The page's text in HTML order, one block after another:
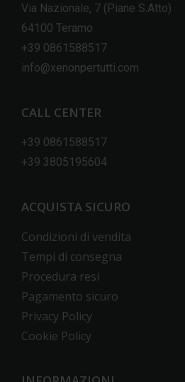
Via Nazionale, 7 (Piane S.Atto)
64100 Teramo
+39 0861588517
info@xenonpertutti.com
CALL CENTER
+39 0861588517
+39 3805195604
ACQUISTA SICURO
Condizioni di vendita
Tempi di consegna
Procedura resi
Pagamento sicuro
Privacy Policy
Cookie Policy